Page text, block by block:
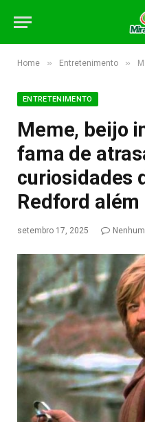
Home » Entretenimento »
ENTRETENIMENTO
Meme, beijo
fama de
curiosidades
Redford além
setembro 17, 2025